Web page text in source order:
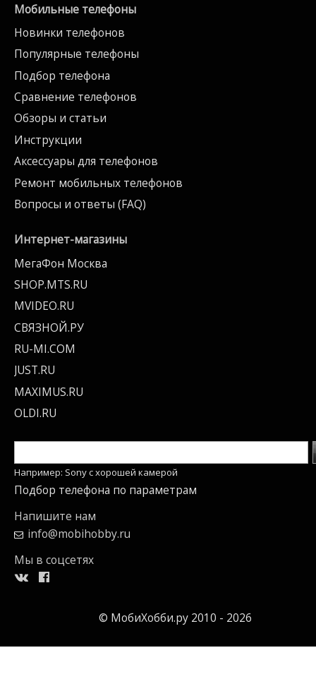
Мобильные телефоны
Новинки телефонов
Популярные телефоны
Подбор телефона
Сравнение телефонов
Обзоры и статьи
Инструкции
Аксессуары для телефонов
Ремонт мобильных телефонов
Вопросы и ответы (FAQ)
Интернет-магазины
МегаФон Москва
SHOP.MTS.RU
MVIDEO.RU
СВЯЗНОЙ.РУ
RU-MI.COM
JUST.RU
MAXIMUS.RU
OLDI.RU
Например: Sony c хорошей камерой
Подбор телефона по параметрам
Напишите нам
info@mobihobby.ru
Мы в соцсетях
© МобиХобби.ру 2010 - 2026